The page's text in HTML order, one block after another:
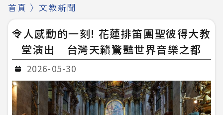
首頁 〉 文教新聞
令人感動的一刻! 花蓮排笛團聖彼得大教
堂演出 台灣天籟驚豔世界音樂之都
2026-05-30